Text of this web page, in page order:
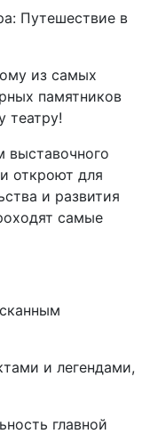
Путешествие в
из самых
памятников
театру!
выставочного
откроют для
и развития
самые
и легендами,
главной